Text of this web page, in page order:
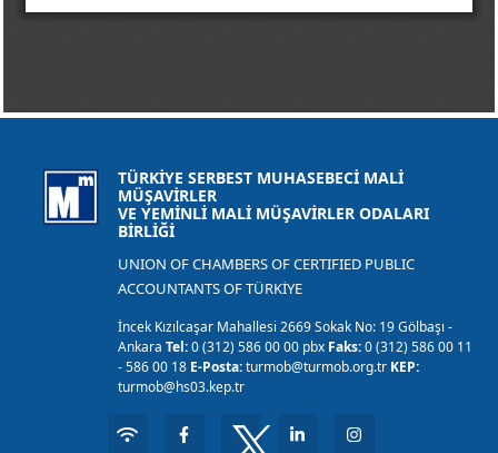
TÜRKİYE SERBEST MUHASEBECİ MALİ
MÜŞAVİRLER
VE YEMİNLİ MALİ MÜŞAVİRLER ODALARI
BİRLİĞİ
UNION OF CHAMBERS OF CERTIFIED PUBLIC
ACCOUNTANTS OF TÜRKİYE
İncek Kızılcaşar Mahallesi 2669 Sokak No: 19 Gölbaşı -
AnkaraTel:0 (312) 586 00 00 pbx Faks:0 (312) 586 00 11
- 586 00 18 E-Posta:turmob@turmob.org.tr KEP:
turmob@hs03.kep.tr